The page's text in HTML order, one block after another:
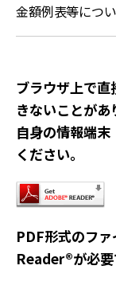
金額例表等につ
ブラウザ上で
きないことが
自身の情報端
ください。
PDF形式のフ
Reader®が必要